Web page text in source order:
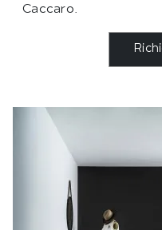
Caccaro.